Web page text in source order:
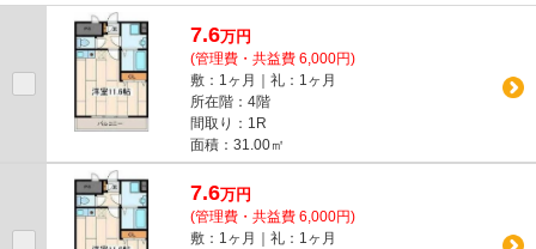
スメポイント）2沿線利用可 シュー...
7.6万円
(管理費・共益費 6,000円)
敷：1ヶ月｜礼：1ヶ月
所在階：4階
間取り：1R
面積：31.00㎡
7.6万円
(管理費・共益費 6,000円)
敷：1ヶ月｜礼：1ヶ月